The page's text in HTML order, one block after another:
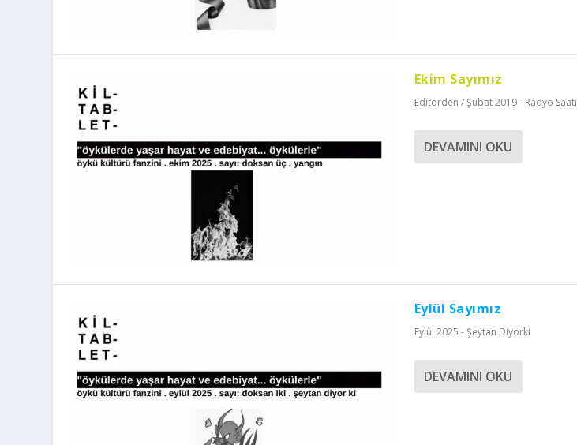
Ekim Sayımız
Editörden / Şubat 2019 - Radyo Saati
DEVAMINI OKU
Eylül Sayımız
Eylül 2025 - Şeytan Diyorki
DEVAMINI OKU